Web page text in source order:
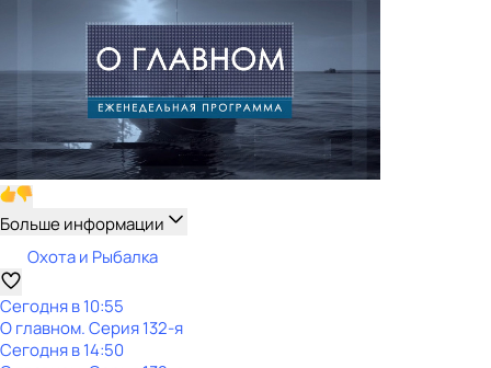
Больше информации
Охота и Рыбалка
Сегодня в 10:55
О главном. Серия 132-я
Сегодня в 14:50